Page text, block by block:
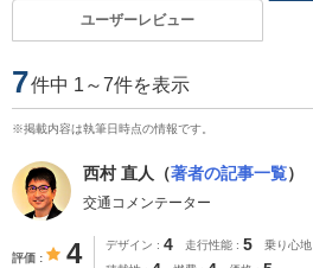
ユーザーレビュー
7件中 1～7件を表示
※掲載内容は執筆日時点の情報です。
西村 直人（著者の記事一覧）
交通コメンテーター
評価 4 デザイン 4 走行性能 5 乗り心地